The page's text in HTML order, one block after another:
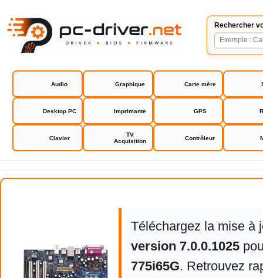
Rechercher
Audio Graphique Carte mère
Desktop PC Imprimante GPS
Clavier
TV
Acquisition
Contrôleur
Asrock 775i65G
Téléchargez la mise à
version 7.0.0.1025
775i65G. Retrouvez